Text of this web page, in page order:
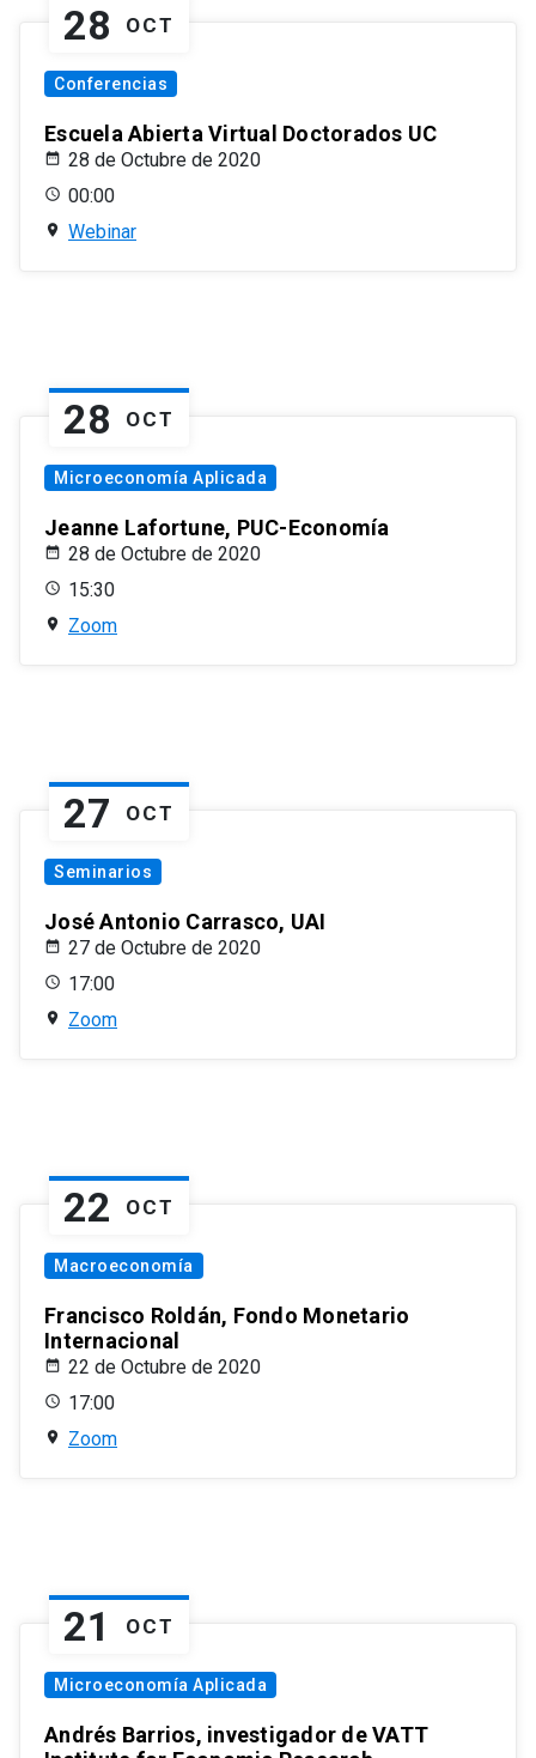
28 OCT
Conferencias
Escuela Abierta Virtual Doctorados UC
28 de Octubre de 2020
00:00
Webinar
28 OCT
Microeconomía Aplicada
Jeanne Lafortune, PUC-Economía
28 de Octubre de 2020
15:30
Zoom
27 OCT
Seminarios
José Antonio Carrasco, UAI
27 de Octubre de 2020
17:00
Zoom
22 OCT
Macroeconomía
Francisco Roldán, Fondo Monetario
Internacional
22 de Octubre de 2020
17:00
Zoom
21 OCT
Microeconomía Aplicada
Andrés Barrios, investigador de VATT